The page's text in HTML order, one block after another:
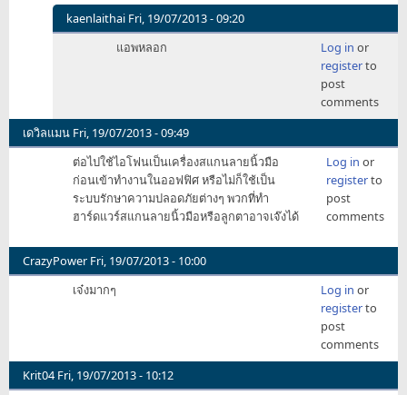
kaenlaithai Fri, 19/07/2013 - 09:20
In
พ
สแกน
ลาย
นิ้ว
มือ
บนiOS
nessuchan
แอพหลอก Log in or
registerto
post
comments
เดวิลแมน Fri, 19/07/2013 - 09:49
ต่อไปใช้ไอโฟนเป็นเครื่องสแกนลายนิ้วมือ
ก่อนเข้าทำงานในออฟฟิศ หรือไม่ก็ใช้เป็น
ระบบรักษาความปลอดภัยต่างๆ พวกที่ทำ
ฮาร์ดแวร์สแกนลายนิ้วมือหรือลูกตาอาจเจ๊งได้
Log in or
registerto
post
comments
CrazyPower Fri, 19/07/2013 - 10:00
เจ๋งมากๆ
Log in or
registerto
post
comments
Krit04 Fri, 19/07/2013 - 10:12